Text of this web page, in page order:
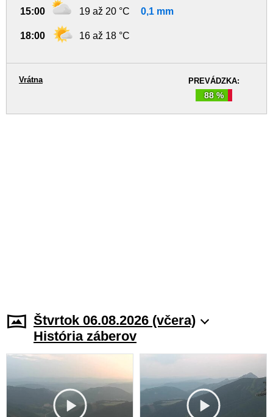
15:00 19 až 20 °C 0,1 mm
18:00 16 až 18 °C
PREVÁDZKA:
88 %
Vrátna
Štvrtok 06.08.2026 (včera)
História záberov